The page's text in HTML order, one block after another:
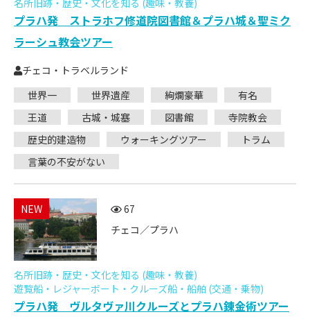
名所旧跡・歴史・文化を知る (趣味・教養)
プラハ発 ストラホフ修道院図書館＆プラハ城＆聖ミク
ラーシュ教会ツアー
チェコ・トラベルランド
世界一
世界遺産 絢爛豪華
有名
王道
古城・城塞 図書館
寺院教会
歴史的建造物
ウォーキングツアー
トラム
言葉の不安がない
NEW
67
チェコ／プラハ
名所旧跡・歴史・文化を知る (趣味・教養)
遊覧船・レジャーボート・クルーズ船・船舶 (交通・乗物)
プラハ発 ヴルタヴァ川クルーズとプラハ錬金術ツアー